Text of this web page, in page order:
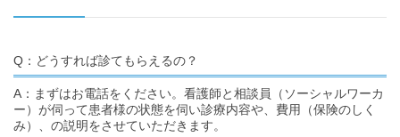
Q：どうすれば診てもらえるの？
A：まずはお電話をください。看護師と相談員（ソーシャルワーカ
ー）が伺って患者様の状態を伺い診療内容や、費用（保険のしく
み）、の説明をさせていただきます。